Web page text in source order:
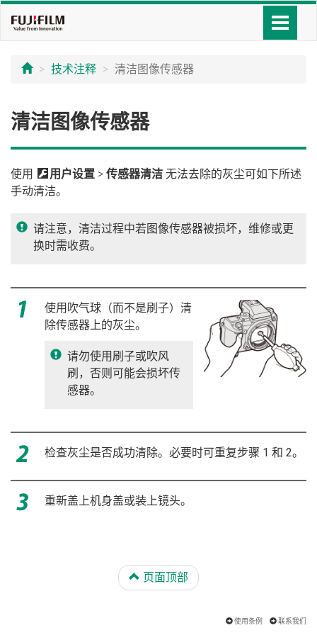
技术注释 清洁图像传感器
清洁图像传感器
使用 D 用户设置 > 传感器清洁 无法去除的灰尘可如下所述
手动清洁。
请注意，清洁过程中若图像传感器被损坏，维修或更
换时需收费。
使用吹气球（而不是刷子）清
除传感器上的灰尘。
请勿使用刷子或吹风
刷，否则可能会损坏传
感器。
检查灰尘是否成功清除。必要时可重复步骤 1 和 2。
重新盖上机身盖或装上镜头。
页面顶部
使用条例 联系我们